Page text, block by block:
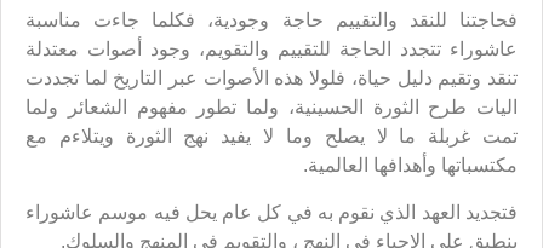
فحاجتنا للنقد والتقييم حاجة وجودية، فكلما جاءت مناسبة
عاشوراء تتجدد الحاجة للتقييم والتقويم، وجود أصوات معتدلة
تنقد وتقيم دليل حياة، فلولا هذه الأصوات عبر التاريخ لما تجددت
اليات طرح الثورة الحسينية، ولما تطور مفهوم الشعائر ولما
تمت غربلة ما لا يصلح وما لا يفيد نهج الثورة ويتلاءم مع
مكتسباتها وأهدافها العالمية.
فتجديد العهد الذي نقوم به في كل عام يحل فيه موسم عاشوراء
ينطبق على الإحياء في النهج ، والتقويم في المنهج والسلوك.